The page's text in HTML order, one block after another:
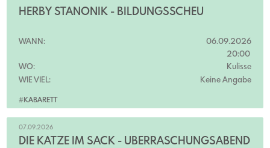
#KABARETT
HERBY STANONIK - BILDUNGSSCHEU
WANN:
06.09.2026
20:00
WO:
Kulisse
WIE VIEL:
Keine Angabe
07.09.2026
DIE KATZE IM SACK - ÜBERRASCHUNGSABEND